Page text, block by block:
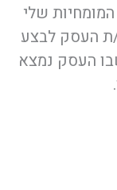
שלי
ת העסק לבצע
העסק נמצא